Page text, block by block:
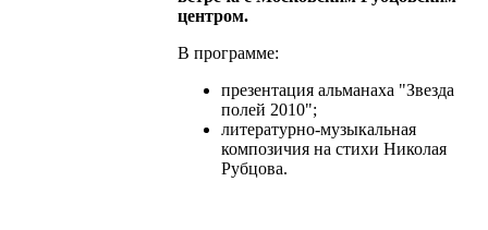
центром.
В программе:
презентация альманаха "Звезда
полей 2010";
литературно-музыкальная
композичия на стихи Николая
Рубцова.